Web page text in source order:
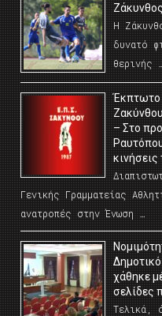
Η
δυνατό
θερινής
Έκπτωτο
– Στο
Γενικής Γραμματείας
ανατροπές στην Ένωση …
χάθηκε
σελίδες
Τελικά,